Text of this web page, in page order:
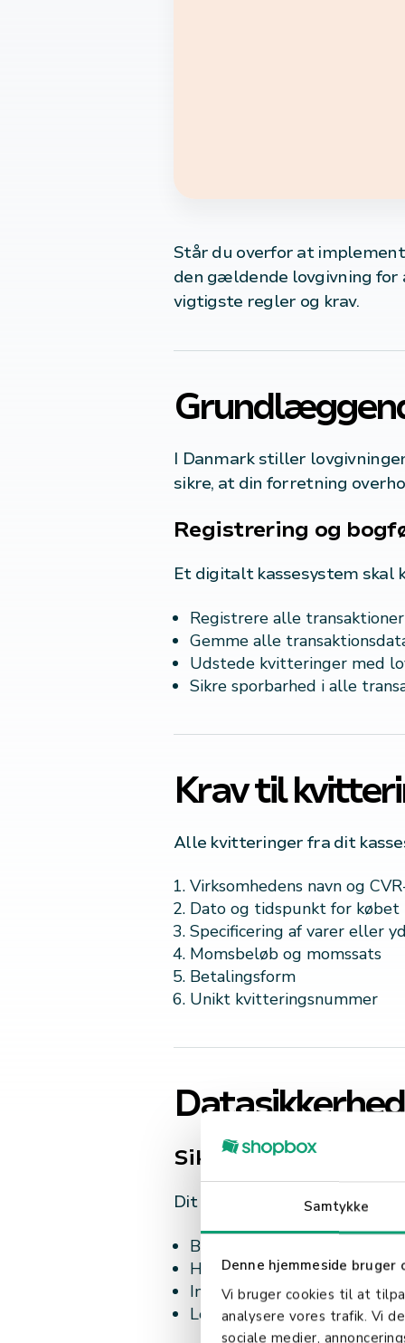
Samtykke
Denne hjemmeside bruger
Vi bruger cookies til at
analysere vores trafik. Vi
sociale medier,
Står du overfor at
den gældende lovgivning for
vigtigste regler og krav.
I Danmark stiller
sikre, at din forretning
Registrering og
Et digitalt kassesystem skal
Registrere alle
Gemme alle
Udstede kvitteringer med
Sikre sporbarhed i alle
Krav til
Alle kvitteringer fra dit
Virksomhedens navn og
Dato og tidspunkt for købet
Specificering af varer eller
Momsbeløb og momssats
Betalingsform
Unikt kvitteringsnummer
Sikkerhedskrav
Dit digitale kassesystem skal:
Beskytte persondata efter
Have sikker backup af alle
Implementere
Logge alle ændringer i